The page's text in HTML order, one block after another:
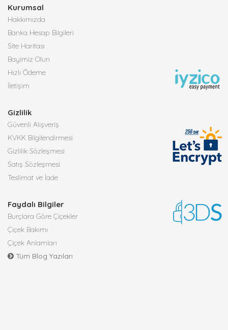
Kurumsal
Hakkımızda
Banka Hesap Bilgileri
Site Haritası
Bayimiz Olun
Hızlı Ödeme
İletişim
Gizlilik
Güvenli Alışveriş
KVKK Bilgilendirmesi
Gizlilik Sözleşmesi
Satış Sözleşmesi
Teslimat ve İade
Faydalı Bilgiler
Burçlara Göre Çiçekler
Çiçek Bakımı
Çiçek Anlamları
Tüm Blog Yazıları